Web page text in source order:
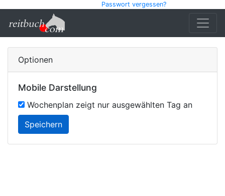
Passwort vergessen?
Optionen
Mobile Darstellung
Wochenplan zeigt nur ausgewählten Tag an
Speichern